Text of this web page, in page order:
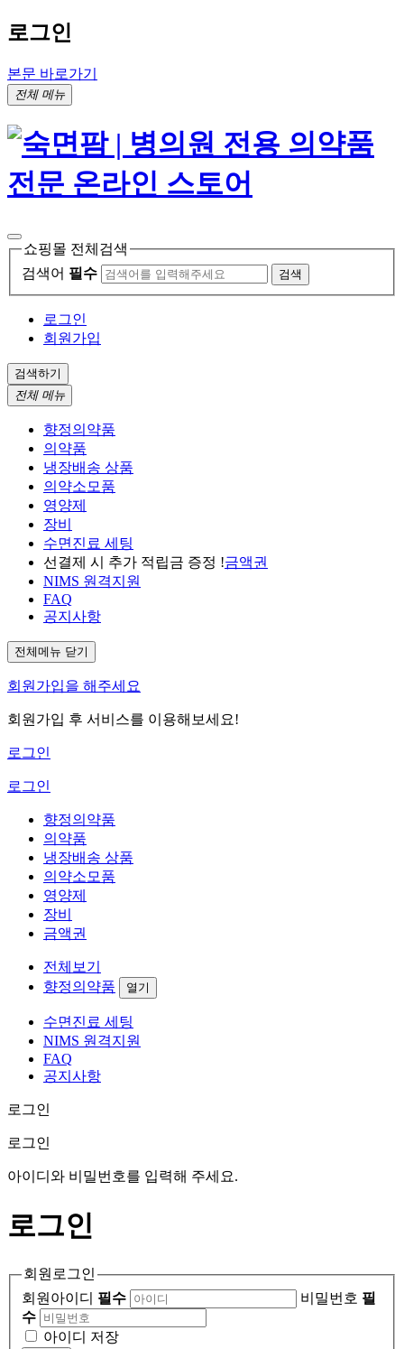
로그인
본문 바로가기
전체 메뉴
쇼핑몰 전체검색
검색어 필수 검색
로그인
회원가입
검색하기
전체 메뉴
향정의약품
의약품
냉장배송 상품
의약소모품
영양제
장비
수면진료 세팅
선결제 시 추가 적립금 증정 !금액권
NIMS 원격지원
FAQ
공지사항
전체메뉴 닫기
회원가입을 해주세요
회원가입 후 서비스를 이용해보세요!
로그인
로그인
향정의약품
의약품
냉장배송 상품
의약소모품
영양제
장비
금액권
전체보기
향정의약품
열기
수면진료 세팅
NIMS 원격지원
FAQ
공지사항
로그인
로그인
아이디와 비밀번호를 입력해 주세요.
로그인
회원로그인
회원아이디 필수 비밀번호 필
수
아이디 저장